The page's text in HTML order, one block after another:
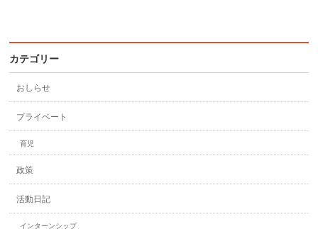
カテゴリー
おしらせ
プライベート
育児
政策
活動日記
インターンシップ